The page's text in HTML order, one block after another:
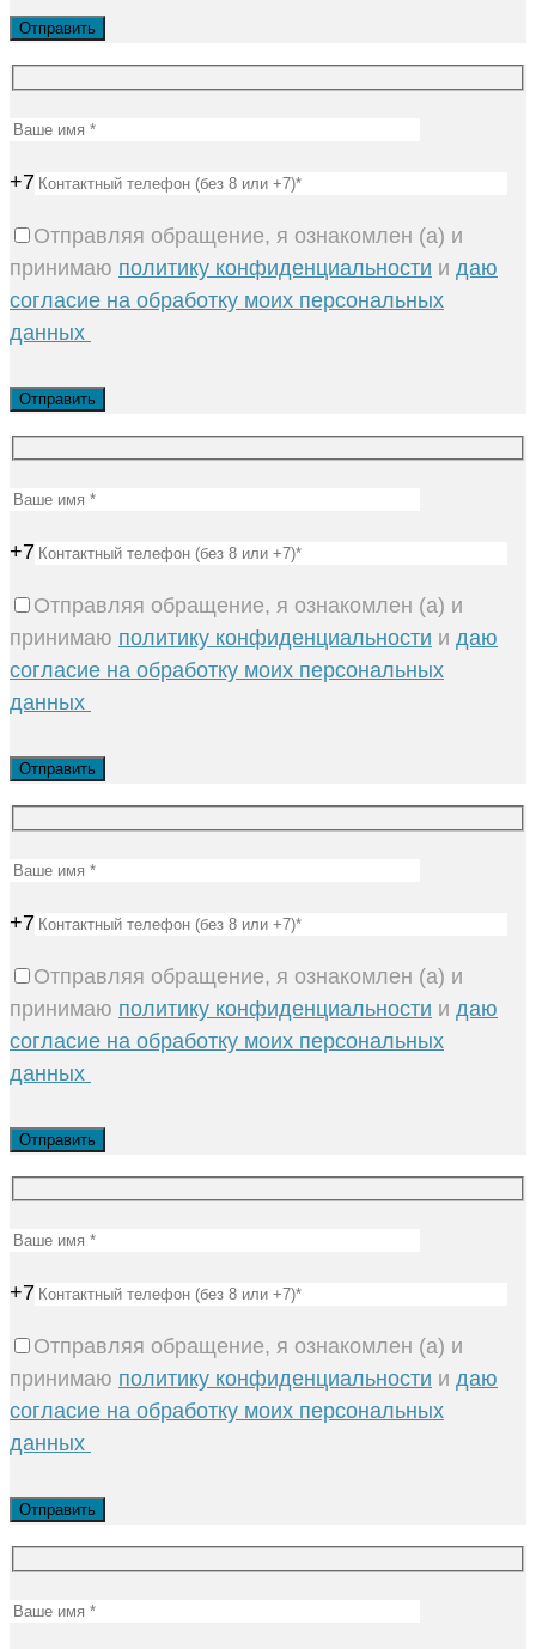
+7
Отправляя обращение, я ознакомлен (а) и
принимаю политику конфиденциальности и даю
согласие на обработку моих персональных
данных
+7
Отправляя обращение, я ознакомлен (а) и
принимаю политику конфиденциальности и даю
согласие на обработку моих персональных
данных
+7
Отправляя обращение, я ознакомлен (а) и
принимаю политику конфиденциальности и даю
согласие на обработку моих персональных
данных
+7
Отправляя обращение, я ознакомлен (а) и
принимаю политику конфиденциальности и даю
согласие на обработку моих персональных
данных